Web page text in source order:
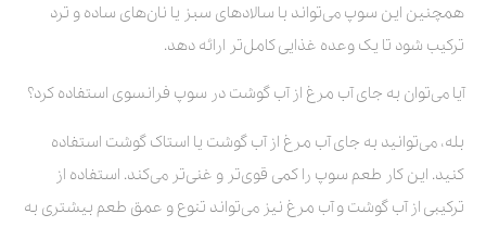
همچنین این سوپ می‌تواند با سالادهای سبز یا نان‌های ساده و ترد
ترکیب شود تا یک وعده غذایی کامل‌تر ارائه دهد.
آیا می‌توان به جای آب مرغ از آب گوشت در سوپ فرانسوی استفاده کرد؟
بله، می‌توانید به جای آب مرغ از آب گوشت یا استاک گوشت استفاده
کنید. این کار طعم سوپ را کمی قوی‌تر و غنی‌تر می‌کند. استفاده از
ترکیبی از آب گوشت و آب مرغ نیز می‌تواند تنوع و عمق طعم بیشتری به